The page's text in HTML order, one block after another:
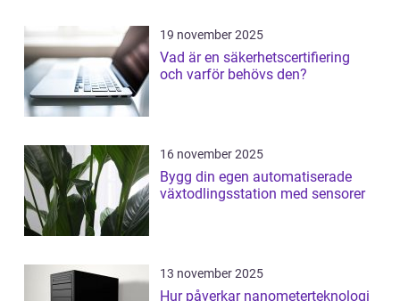
19 november 2025
Vad är en säkerhetscertifiering
och varför behövs den?
16 november 2025
Bygg din egen automatiserade
växtodlingsstation med sensorer
13 november 2025
Hur påverkar nanometerteknologi